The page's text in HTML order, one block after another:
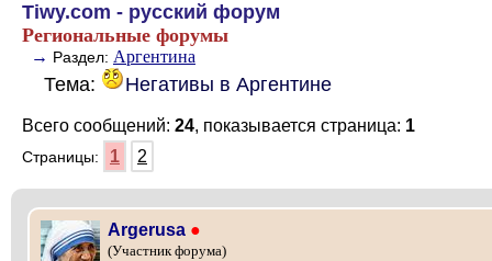
Tiwy.com - русский форум
Региональные форумы
→ Раздел: Аргентина
Тема: Негативы в Аргентине
Всего сообщений: 24, показывается страница: 1
Страницы: 1 2
Argerusa ●
(Участник форума)